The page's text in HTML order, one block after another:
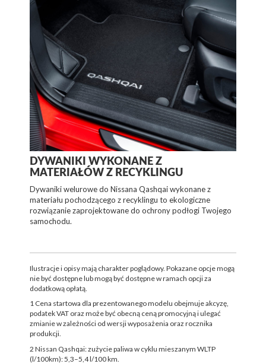
DYWANIKI WYKONANE Z
MATERIAŁÓW Z RECYKLINGU
Dywaniki welurowe do Nissana Qashqai wykonane z
materiału pochodzącego z recyklingu to ekologiczne
rozwiązanie zaprojektowane do ochrony podłogi Twojego
samochodu.
Ilustracje i opisy mają charakter poglądowy. Pokazane opcje mogą
nie być dostępne lub mogą być dostępne w ramach opcji za
dodatkową opłatą.
1 Cena startowa dla prezentowanego modelu obejmuje akcyzę,
podatek VAT oraz może być obecną ceną promocyjną i ulegać
zmianie w zależności od wersji wyposażenia oraz rocznika
produkcji.
2 Nissan Qashqai: zużycie paliwa w cyklu mieszanym WLTP
(l/100km): 5,3–5,4 l/100 km.